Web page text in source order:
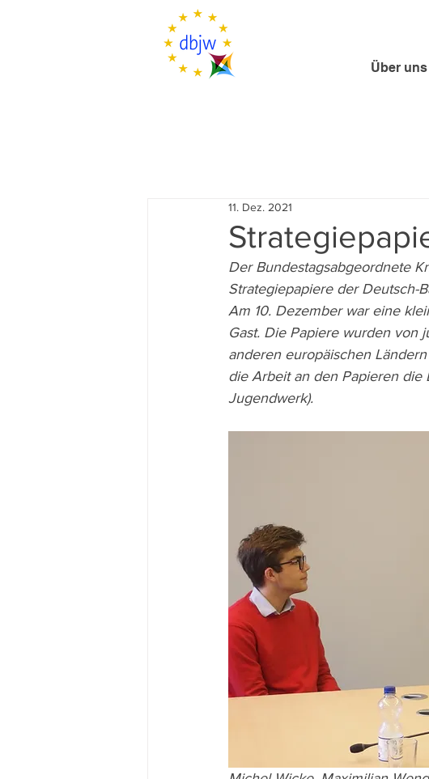
Über uns
11. Dez. 2021
Der Bundestagsabgeordnete
Strategiepapiere der Deutsch-
Am 10. Dezember war eine
Gast. Die Papiere wurden von
anderen europäischen
die Arbeit an den Papieren die
Jugendwerk).